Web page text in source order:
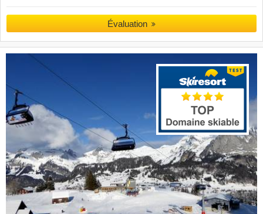
Évaluation